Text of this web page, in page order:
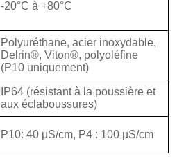
-20°C à +80°C
Polyuréthane, acier inoxydable,
Delrin®, Viton®, polyoléfine
(P10 uniquement)
IP64 (résistant à la poussière et
aux éclaboussures)
P10: 40 µS/cm, P4 : 100 µS/cm